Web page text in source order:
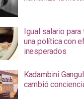
Igual salario
una política con
inesperados
Kadambini
cambió